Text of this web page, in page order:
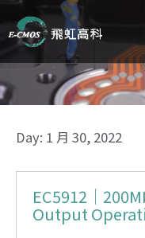
内
容
Day: 1 月 30, 2022
EC5912｜
Output